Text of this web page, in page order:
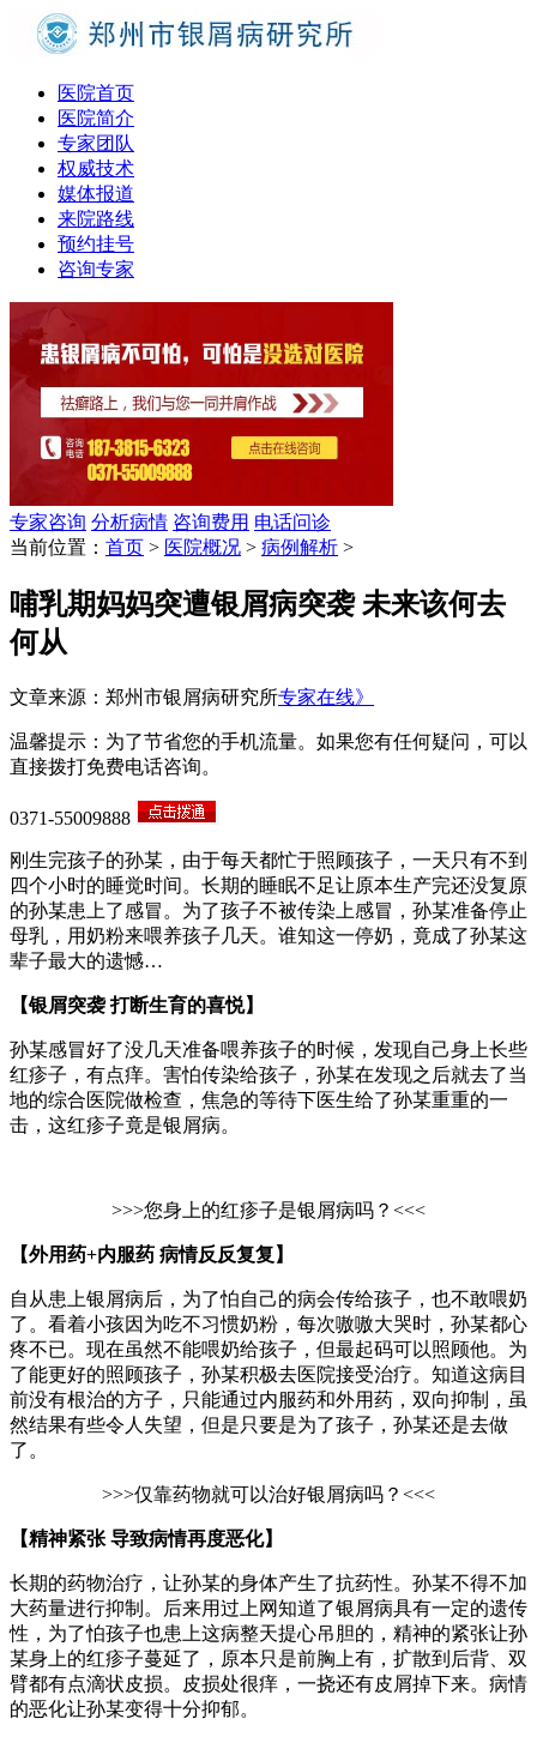
医院首页
医院简介
专家团队
权威技术
媒体报道
来院路线
预约挂号
咨询专家
专家咨询 分析病情 咨询费用 电话问诊
当前位置： 首页 > 医院概况 > 病例解析 >
哺乳期妈妈突遭银屑病突袭 未来该何去
何从
文章来源：郑州市银屑病研究所专家在线》
温馨提示：为了节省您的手机流量。如果您有任何疑问，可以
直接拨打免费电话咨询。
0371-55009888
刚生完孩子的孙某，由于每天都忙于照顾孩子，一天只有不到
四个小时的睡觉时间。长期的睡眠不足让原本生产完还没复原
的孙某患上了感冒。为了孩子不被传染上感冒，孙某准备停止
母乳，用奶粉来喂养孩子几天。谁知这一停奶，竟成了孙某这
辈子最大的遗憾…
【银屑突袭 打断生育的喜悦】
孙某感冒好了没几天准备喂养孩子的时候，发现自己身上长些
红疹子，有点痒。害怕传染给孩子，孙某在发现之后就去了当
地的综合医院做检查，焦急的等待下医生给了孙某重重的一
击，这红疹子竟是银屑病。
>>>您身上的红疹子是银屑病吗？<<<
【外用药+内服药 病情反反复复】
自从患上银屑病后，为了怕自己的病会传给孩子，也不敢喂奶
了。看着小孩因为吃不习惯奶粉，每次嗷嗷大哭时，孙某都心
疼不已。现在虽然不能喂奶给孩子，但最起码可以照顾他。为
了能更好的照顾孩子，孙某积极去医院接受治疗。知道这病目
前没有根治的方子，只能通过内服药和外用药，双向抑制，虽
然结果有些令人失望，但是只要是为了孩子，孙某还是去做
了。
>>>仅靠药物就可以治好银屑病吗？<<<
【精神紧张 导致病情再度恶化】
长期的药物治疗，让孙某的身体产生了抗药性。孙某不得不加
大药量进行抑制。后来用过上网知道了银屑病具有一定的遗传
性，为了怕孩子也患上这病整天提心吊胆的，精神的紧张让孙
某身上的红疹子蔓延了，原本只是前胸上有，扩散到后背、双
臂都有点滴状皮损。皮损处很痒，一挠还有皮屑掉下来。病情
的恶化让孙某变得十分抑郁。